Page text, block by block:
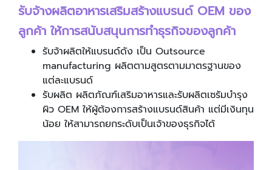
รับจ้างผลิตอาหารเสริมสร้างแบรนด์ OEM ของ
ลูกค้า ให้การสนับสนุนการทำธุรกิจของลูกค้า
รับจ้าผลิตให้แบรนด์ดัง เป็น Outsource
manufacturing ผลิตตามสูตรตามมาตรฐานของ
แต่ละแบรนด์
รับผลิต ผลิตภัณฑ์เสริมอาหารและรับผลิตเซรัมบำรุง
ผิว OEM ให้ผู้ต้องการสร้างแบรนด์สินค้า แต่มีเงินทุน
น้อย ให้สามารถยกระดับเป็นเจ้าของธุรกิจได้